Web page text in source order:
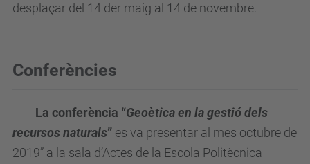
desplaçar del 14 der maig al 14 de novembre.
Conferències
- La conferència “Geoètica en la gestió dels
recursos naturals” es va presentar al mes octubre de
2019” a la sala d’Actes de la Escola Politècnica